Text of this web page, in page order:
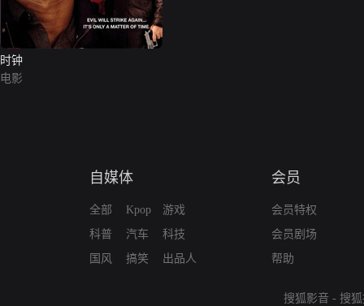
时钟
电影
自媒体
全部
科普
国风
Kpop
汽车
搞笑
游戏
科技
出品人
会员
会员特权
会员剧场
帮助
搜狐影音 - 搜